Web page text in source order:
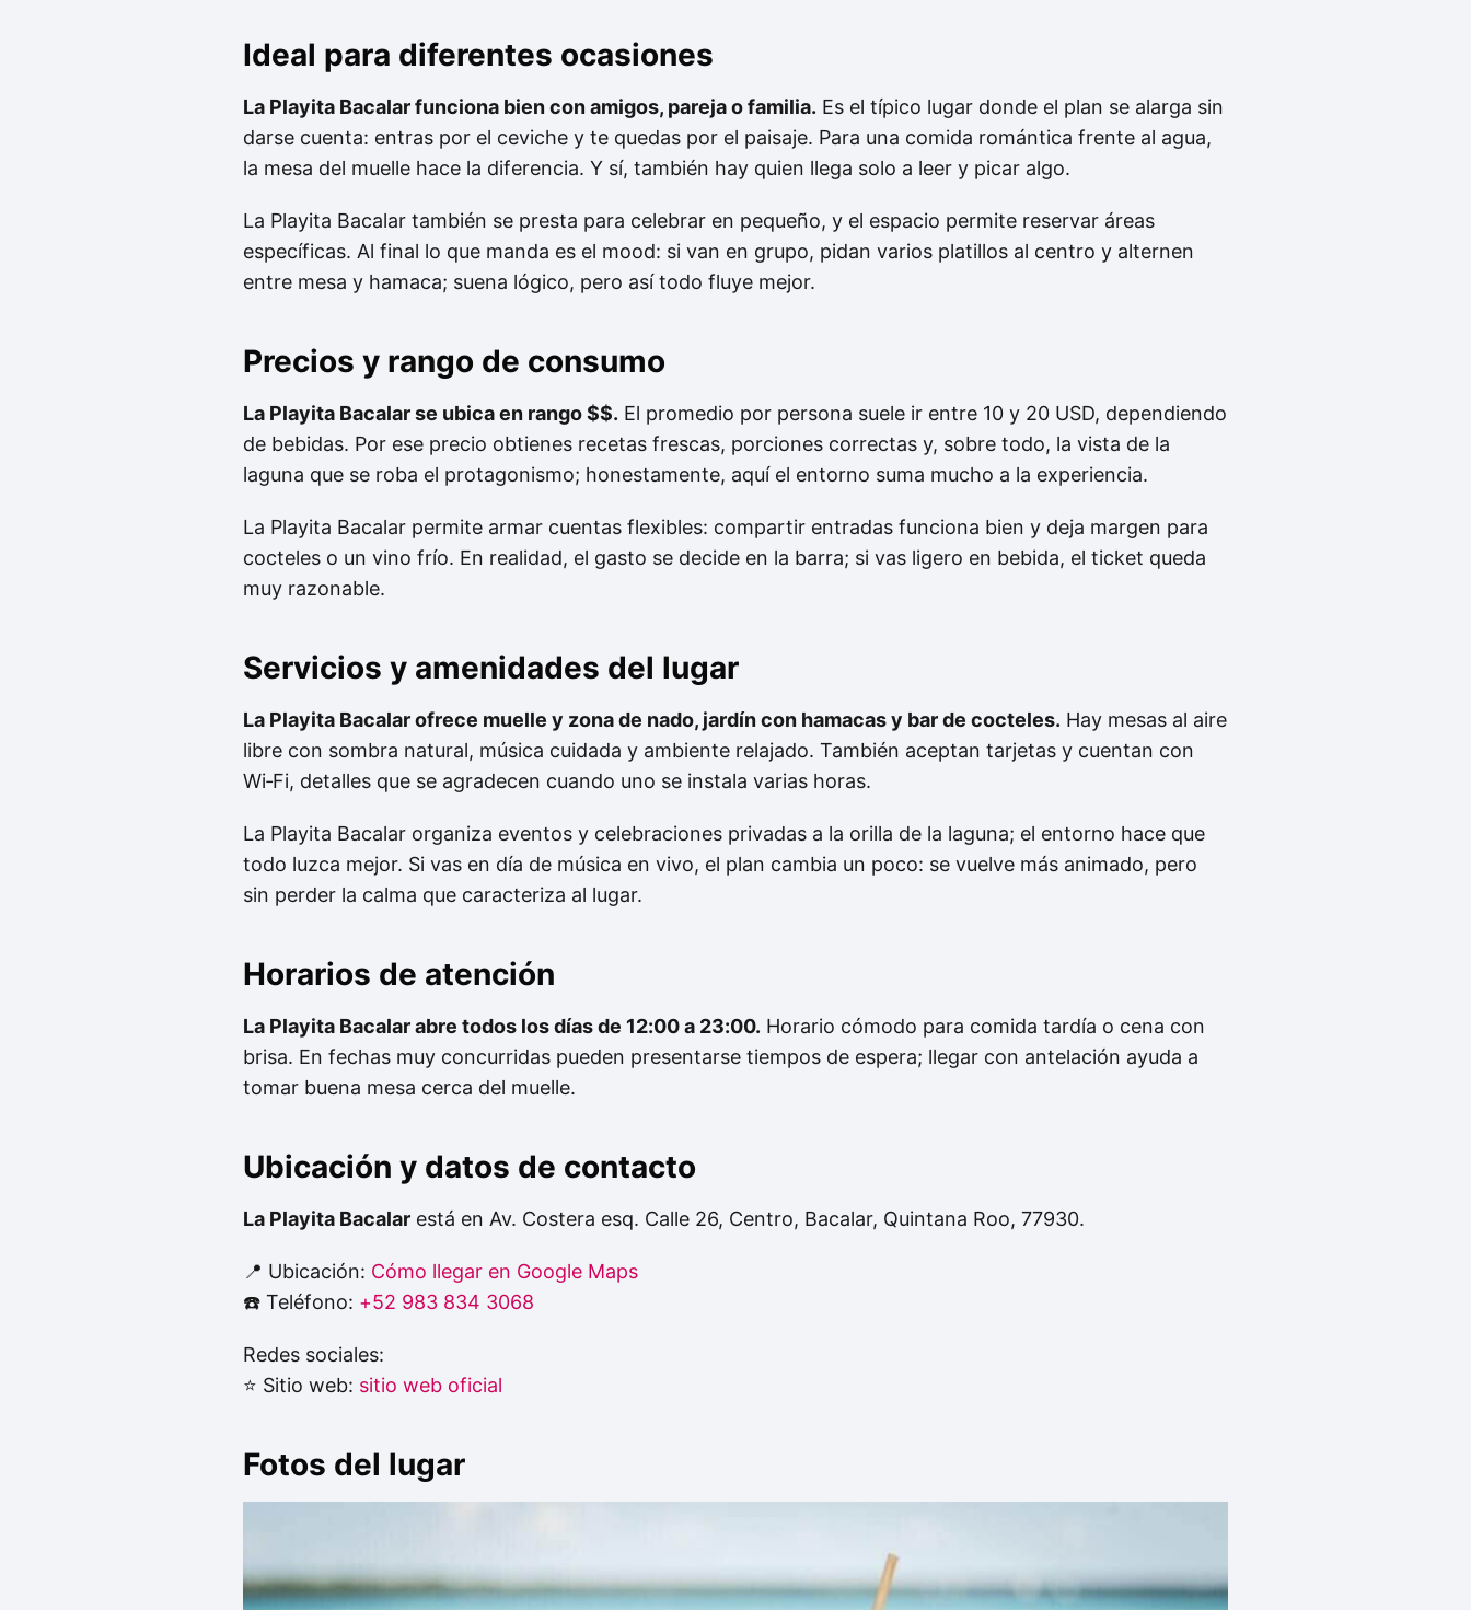
Ideal para diferentes ocasiones
La Playita Bacalar funciona bien con amigos, pareja o familia. Es el típico lugar donde el plan se alarga sin
darse cuenta: entras por el ceviche y te quedas por el paisaje. Para una comida romántica frente al agua,
la mesa del muelle hace la diferencia. Y sí, también hay quien llega solo a leer y picar algo.
La Playita Bacalar también se presta para celebrar en pequeño, y el espacio permite reservar áreas
específicas. Al final lo que manda es el mood: si van en grupo, pidan varios platillos al centro y alternen
entre mesa y hamaca; suena lógico, pero así todo fluye mejor.
Precios y rango de consumo
La Playita Bacalar se ubica en rango $$. El promedio por persona suele ir entre 10 y 20 USD, dependiendo
de bebidas. Por ese precio obtienes recetas frescas, porciones correctas y, sobre todo, la vista de la
laguna que se roba el protagonismo; honestamente, aquí el entorno suma mucho a la experiencia.
La Playita Bacalar permite armar cuentas flexibles: compartir entradas funciona bien y deja margen para
cocteles o un vino frío. En realidad, el gasto se decide en la barra; si vas ligero en bebida, el ticket queda
muy razonable.
Servicios y amenidades del lugar
La Playita Bacalar ofrece muelle y zona de nado, jardín con hamacas y bar de cocteles. Hay mesas al aire
libre con sombra natural, música cuidada y ambiente relajado. También aceptan tarjetas y cuentan con
Wi‑Fi, detalles que se agradecen cuando uno se instala varias horas.
La Playita Bacalar organiza eventos y celebraciones privadas a la orilla de la laguna; el entorno hace que
todo luzca mejor. Si vas en día de música en vivo, el plan cambia un poco: se vuelve más animado, pero
sin perder la calma que caracteriza al lugar.
Horarios de atención
La Playita Bacalar abre todos los días de 12:00 a 23:00. Horario cómodo para comida tardía o cena con
brisa. En fechas muy concurridas pueden presentarse tiempos de espera; llegar con antelación ayuda a
tomar buena mesa cerca del muelle.
Ubicación y datos de contacto
La Playita Bacalar está en Av. Costera esq. Calle 26, Centro, Bacalar, Quintana Roo, 77930.
📍 Ubicación: Cómo llegar en Google Maps
☎️ Teléfono: +52 983 834 3068
Redes sociales:
⭐ Sitio web: sitio web oficial
Fotos del lugar